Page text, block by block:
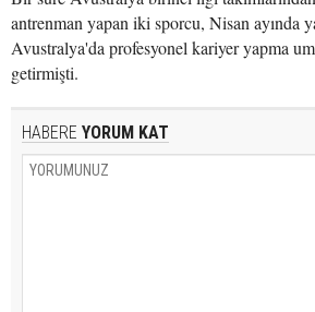
antrenman yapan iki sporcu, Nisan ayında
Avustralya'da profesyonel kariyer yapma
getirmişti.
HABERE YORUM KAT